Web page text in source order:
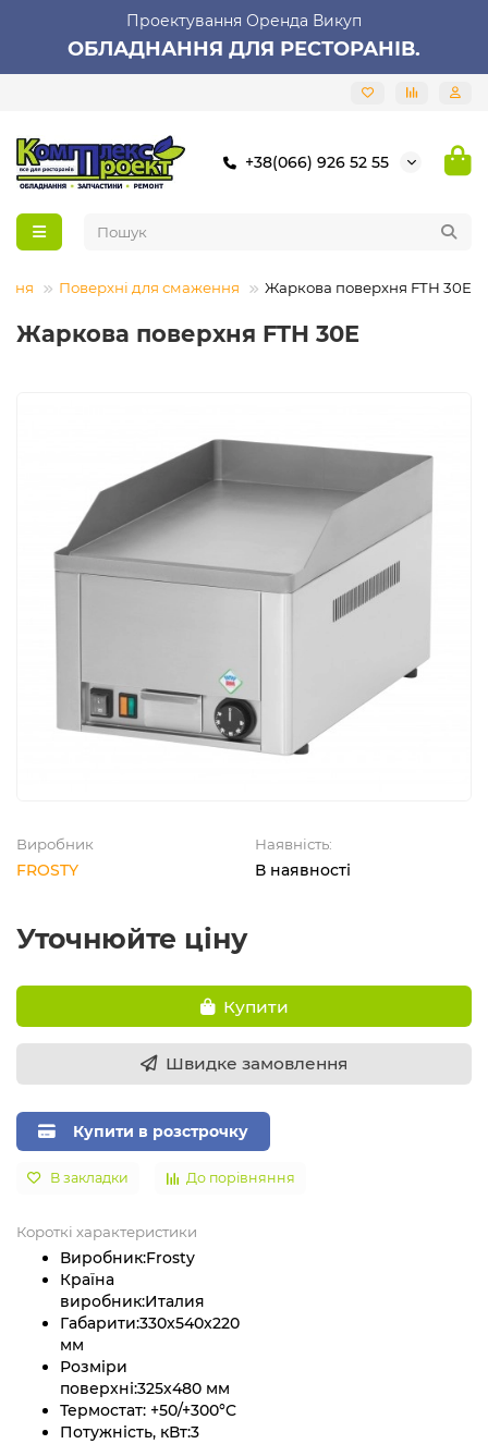
Проектування Оренда Викуп
ОБЛАДНАННЯ ДЛЯ РЕСТОРАНІВ.
+38(066) 926 52 55
Поверхні для смаження Жаркова поверхня FTH 30E
Жаркова поверхня FTH 30E
Виробник
FROSTY
Наявність:
В наявності
Уточнюйте ціну
Купити
Швидке замовлення
Купити в розстрочку
В закладки До порівняння
Короткі характеристики
Виробник:Frosty
Країна
виробник:Италия
Габарити:330x540x220
мм
Розміри
поверхні:325х480 мм
Термостат: +50/+300°C
Потужність, кВт:3